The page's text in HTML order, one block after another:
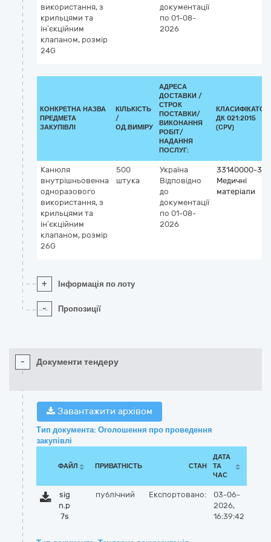
використання, з
крильцями та
ін’єкційним
клапаном, розмір
24G
документації
по 01-08-
2026
КОНКРЕТНА НАЗВА
ПРЕДМЕТА
ЗАКУПІВЛІ
КІЛЬКІСТЬ
/
ОД.ВИМІРУ
АДРЕСА
ДОСТАВКИ /
СТРОК
ПОСТАВКИ/
ВИКОНАННЯ
РОБІТ/
НАДАННЯ
ПОСЛУГ:
КЛАСИФІКАТОР
ДК 021:2015
(CPV)
Канюля
внутрішньовенна
одноразового
використання, з
крильцями та
ін’єкційним
клапаном, розмір
26G
500
штука
Україна
Відповідно
до
документації
по 01-08-
2026
33140000-3
Медичні
матеріали
+ Інформація по лоту
- Пропозиції
- Документи тендеру
Завантажити архівом
Тип документа: Оголошення про проведення
закупівлі
ФАЙЛ ПРИВАТНІСТЬ СТАН
ДАТА
ТА
ЧАС
sig
n.p
7s
публічний Експортовано:
03-06-
2026,
16:39:42